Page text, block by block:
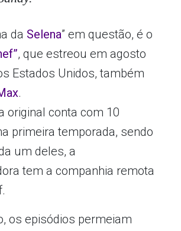
da Selena” em questão, é o
, que estreou em agosto
Estados Unidos, também
.
original conta com 10
primeira temporada, sendo
um deles, a
tem a companhia remota
os episódios permeiam